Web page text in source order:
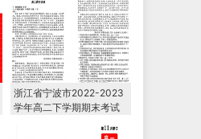
浙江省宁波市2022-2023
学年高二下学期期末考试